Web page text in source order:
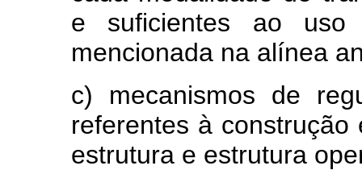
e suficientes ao uso
mencionada na alínea
c) mecanismos de
referentes à
estrutura e estrutura